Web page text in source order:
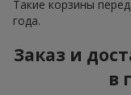
Такие корзины
года.
Заказ и
в